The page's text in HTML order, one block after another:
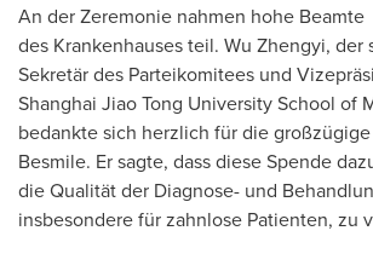
An der Zeremonie nahmen hohe Beamte
des Krankenhauses teil. Wu Zhengyi,
Sekretär des Parteikomitees und
Shanghai Jiao Tong University School of
bedankte sich herzlich für die
Besmile. Er sagte, dass diese Spende
die Qualität der Diagnose- und
insbesondere für zahnlose Patienten, zu